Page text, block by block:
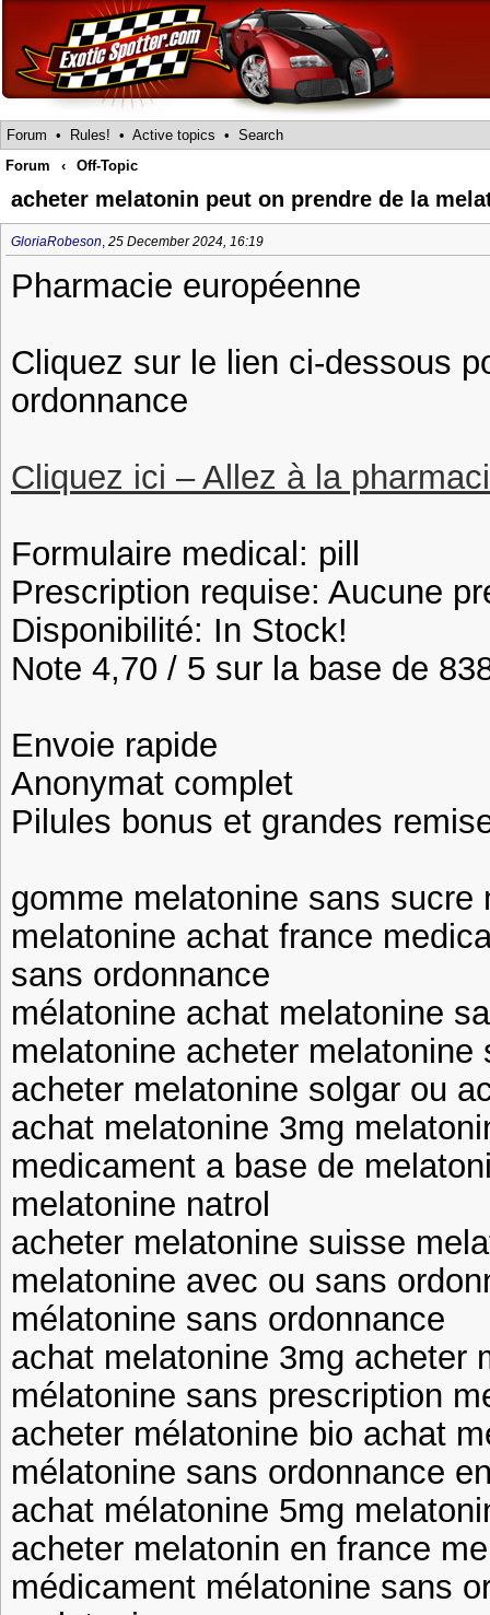
Forum • Rules! • Active topics • Search
Forum
‹ Off-Topic
acheter melatonin peut on prendre de la
GloriaRobeson, 25 December 2024, 16:19
Pharmacie européenne
Cliquez sur le lien ci-dessous
ordonnance
Cliquez ici – Allez à la
Formulaire medical: pill
Prescription requise: Aucune
Disponibilité: In Stock!
Note 4,70 / 5 sur la base de
Envoie rapide
Anonymat complet
Pilules bonus et grandes
gomme melatonine sans sucre
melatonine achat france
sans ordonnance
mélatonine achat melatonine
melatonine acheter
acheter melatonine solgar ou
achat melatonine 3mg
medicament a base de
melatonine natrol
acheter melatonine suisse
melatonine avec ou sans
mélatonine sans ordonnance
achat melatonine 3mg acheter
mélatonine sans prescription
acheter mélatonine bio achat
mélatonine sans ordonnance
achat mélatonine 5mg
acheter melatonin en france
médicament mélatonine sans